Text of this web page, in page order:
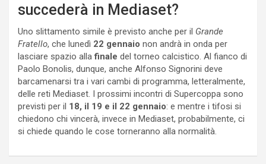
succederà in Mediaset?
Uno slittamento simile è previsto anche per il Grande
Fratello, che lunedì 22 gennaio non andrà in onda per
lasciare spazio allafinale del torneo calcistico. Al fianco di
Paolo Bonolis, dunque, anche Alfonso Signorini deve
barcamenarsi tra i vari cambi di programma, letteralmente,
delle reti Mediaset. I prossimi incontri di Supercoppa sono
previsti per il 18, il 19 e il 22 gennaio: e mentre i tifosi si
chiedono chi vincerà, invece in Mediaset, probabilmente, ci
si chiede quando le cose torneranno alla normalità.